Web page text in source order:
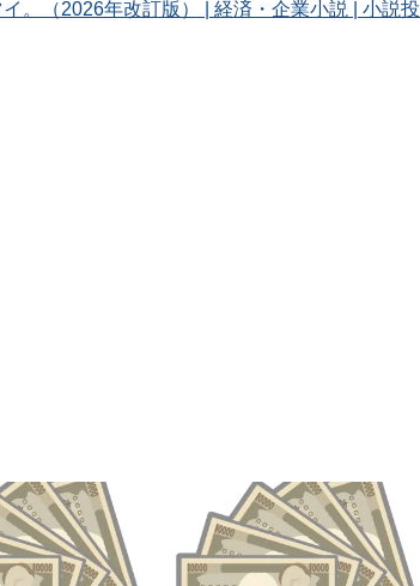
。（2026年改訂版） | 経済・企業小説 | 小説投